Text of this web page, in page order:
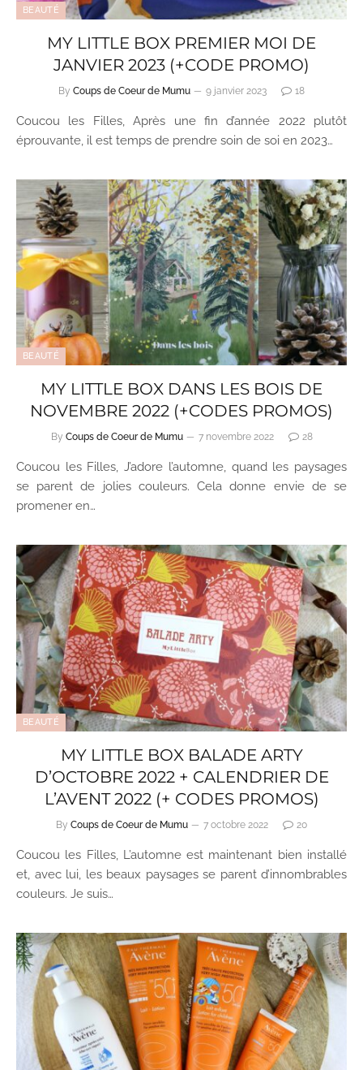
BEAUTÉ
MY LITTLE BOX PREMIER MOI DE
JANVIER 2023 (+CODE PROMO)
By Coups de Coeur de Mumu 9 janvier 2023 18
Coucou les Filles, Après une fin d’année 2022 plutôt
éprouvante, il est temps de prendre soin de soi en 2023…
BEAUTÉ
MY LITTLE BOX DANS LES BOIS DE
NOVEMBRE 2022 (+CODES PROMOS)
By Coups de Coeur de Mumu 7 novembre 2022 28
Coucou les Filles, J’adore l’automne, quand les paysages
se parent de jolies couleurs. Cela donne envie de se
promener en…
BEAUTÉ
MY LITTLE BOX BALADE ARTY
D’OCTOBRE 2022 + CALENDRIER DE
L’AVENT 2022 (+ CODES PROMOS)
By Coups de Coeur de Mumu 7 octobre 2022 20
Coucou les Filles, L’automne est maintenant bien installé
et, avec lui, les beaux paysages se parent d’innombrables
couleurs. Je suis…